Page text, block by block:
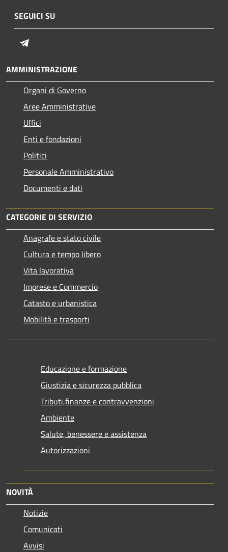
SEGUICI SU
AMMINISTRAZIONE
Organi di Governo
Aree Amministrative
Uffici
Enti e fondazioni
Politici
Personale Amministrativo
Documenti e dati
CATEGORIE DI SERVIZIO
Anagrafe e stato civile
Cultura e tempo libero
Vita lavorativa
Imprese e Commercio
Catasto e urbanistica
Mobilità e trasporti
Educazione e formazione
Giustizia e sicurezza pubblica
Tributi,finanze e contravvenzioni
Ambiente
Salute, benessere e assistenza
Autorizzazioni
NOVITÀ
Notizie
Comunicati
Avvisi